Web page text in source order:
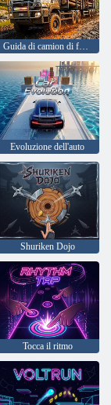
Guida di camion di fango
Evoluzione dell'auto
Shuriken Dojo
Tocca il ritmo